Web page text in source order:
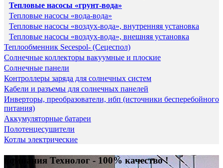
Тепловые насосы «грунт-вода»
Тепловые насосы «вода-вода»
Тепловые насосы «воздух-вода», внутренняя установка
Тепловые насосы «воздух-вода», внешняя установка
Теплообменник Secespol- (Сецеспол)
Солнечные коллекторы вакуумные и плоские
Солнечные панели
Контроллеры заряда для солнечных систем
Кабели и разъемы для солнечных панелей
Инверторы, преобразователи, ибп (источники бесперебойного
питания)
Аккумуляторные батареи
Полотенцесушители
Котлы электрические
компания Технолог - 100% качество !